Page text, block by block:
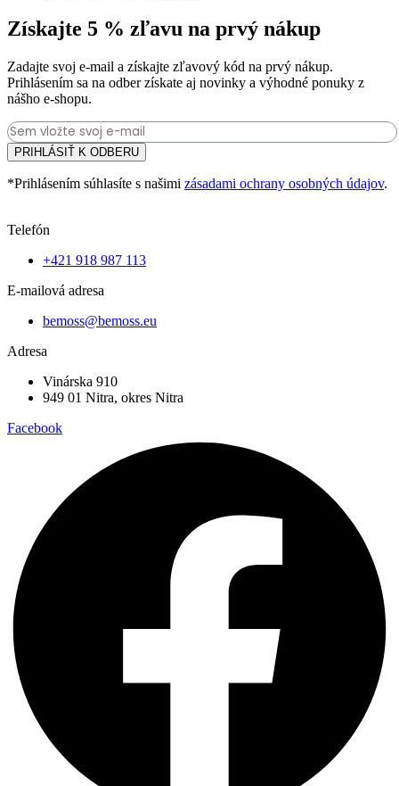
Získajte 5 % zľavu na prvý nákup
Zadajte svoj e-mail a získajte zľavový kód na prvý nákup.
Prihlásením sa na odber získate aj novinky a výhodné ponuky z
nášho e-shopu.
PRIHLÁSIŤ K ODBERU
*Prihlásením súhlasíte s našimi zásadami ochrany osobných údajov.
Telefón
+421 918 987 113
E-mailová adresa
bemoss@bemoss.eu
Adresa
Vinárska 910
949 01 Nitra, okres Nitra
Facebook